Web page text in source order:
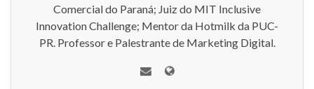
Comercial do Paraná; Juiz do MIT Inclusive
Innovation Challenge; Mentor da Hotmilk da PUC-
PR. Professor e Palestrante de Marketing Digital.